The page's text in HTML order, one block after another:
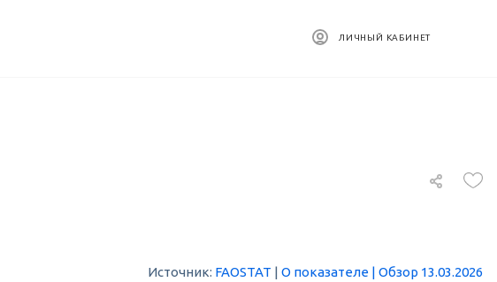
ЛИЧНЫЙ КАБИНЕТ
Источник: FAOSTAT | О показателе | Обзор 13.03.2026